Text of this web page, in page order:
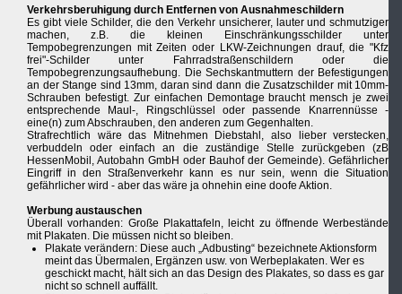
Verkehrsberuhigung durch Entfernen von Ausnahmeschildern
Es gibt viele Schilder, die den Verkehr unsicherer, lauter und schmutziger
machen, z.B. die kleinen Einschränkungsschilder unter
Tempobegrenzungen mit Zeiten oder LKW-Zeichnungen drauf, die "Kfz
frei"-Schilder unter Fahrradstraßenschildern oder die
Tempobegrenzungsaufhebung. Die Sechskantmuttern der Befestigungen
an der Stange sind 13mm, daran sind dann die Zusatzschilder mit 10mm-
Schrauben befestigt. Zur einfachen Demontage braucht mensch je zwei
entsprechende Maul-, Ringschlüssel oder passende Knarrennüsse -
eine(n) zum Abschrauben, den anderen zum Gegenhalten.
Strafrechtlich wäre das Mitnehmen Diebstahl, also lieber verstecken,
verbuddeln oder einfach an die zuständige Stelle zurückgeben (zB
HessenMobil, Autobahn GmbH oder Bauhof der Gemeinde). Gefährlicher
Eingriff in den Straßenverkehr kann es nur sein, wenn die Situation
gefährlicher wird - aber das wäre ja ohnehin eine doofe Aktion.
Werbung austauschen
Überall vorhanden: Große Plakattafeln, leicht zu öffnende Werbestände
mit Plakaten. Die müssen nicht so bleiben.
Plakate verändern: Diese auch „Adbusting“ bezeichnete Aktionsform
meint das Übermalen, Ergänzen usw. von Werbeplakaten. Wer es
geschickt macht, hält sich an das Design des Plakates, so dass es gar
nicht so schnell auffällt.